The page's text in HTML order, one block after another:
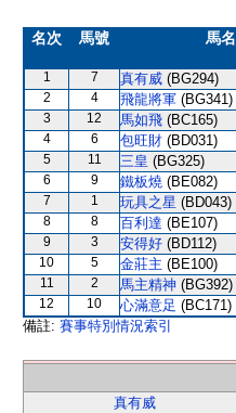
名次 馬號 馬名
1 7 真有威 (BG294)
2 4 飛龍將軍 (BG341)
3 12 馬如飛 (BC165)
4 6 包旺財 (BD031)
5 11 三皇 (BG325)
6 9 鐵板燒 (BE082)
7 1 玩具之星 (BD043)
8 8 百利達 (BE107)
9 3 安得好 (BD112)
10 5 金莊主 (BE100)
11 2 馬主精神 (BG392)
12 10 心滿意足 (BC171)
備註: 賽事特別情況索引
真有威